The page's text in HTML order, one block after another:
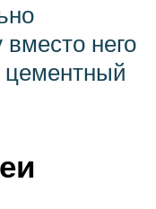
него
цементный